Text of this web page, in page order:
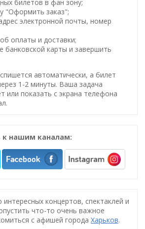
билетов в фан зону;
"Оформить заказ";
электронной почты, номер
оплаты и доставки;
банковской карты и завершить
автоматически, а билет
1-2 минуты. Ваша задача
или показать с экрана телефона
к нашим каналам:
интересных концертов, спектаклей и
что-то очень важное
с афишей города Харьков.